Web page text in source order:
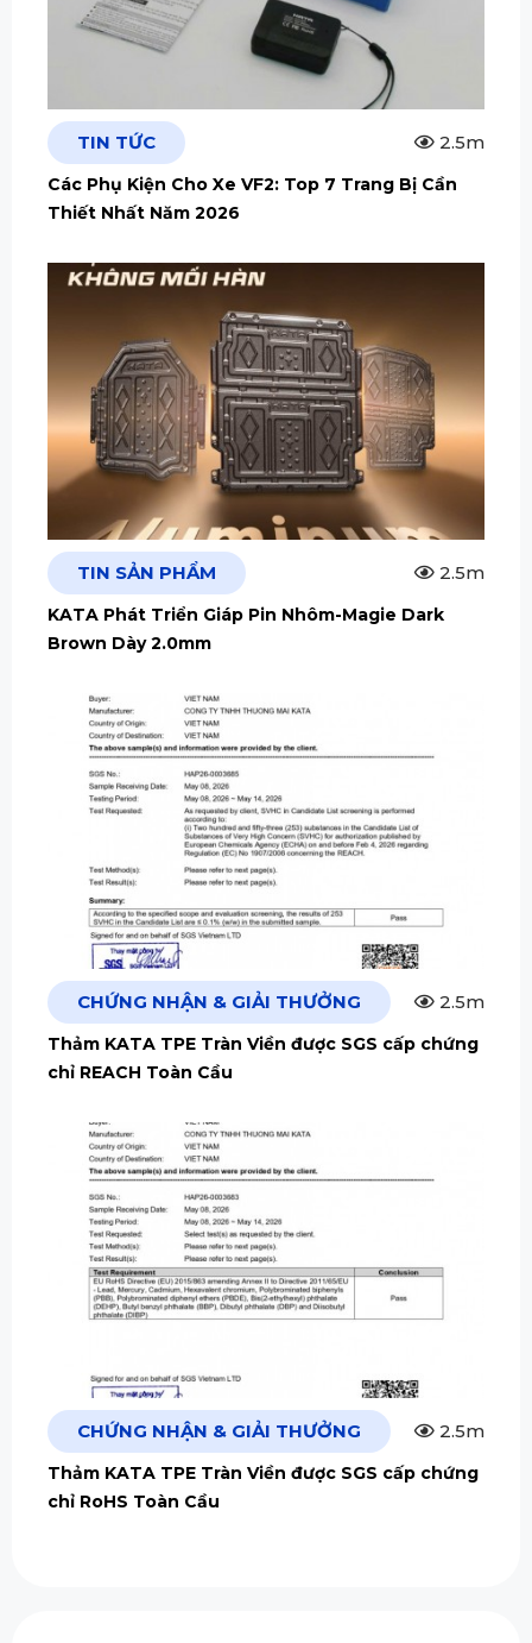
TIN TỨC 2.5m
Các Phụ Kiện Cho Xe VF2: Top 7 Trang Bị Cần
Thiết Nhất Năm 2026
TIN SẢN PHẨM 2.5m
KATA Phát Triển Giáp Pin Nhôm-Magie Dark
Brown Dày 2.0mm
CHỨNG NHẬN & GIẢI THƯỞNG 2.5m
Thảm KATA TPE Tràn Viền được SGS cấp chứng
chỉ REACH Toàn Cầu
CHỨNG NHẬN & GIẢI THƯỞNG 2.5m
Thảm KATA TPE Tràn Viền được SGS cấp chứng
chỉ RoHS Toàn Cầu